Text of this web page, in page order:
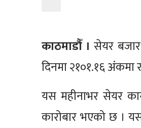
काठमाडौँ ।सेयर
दिनमा २१०१.१६ अंकमा
यस महीनाभर सेयर
कारोबार भएको छ ।